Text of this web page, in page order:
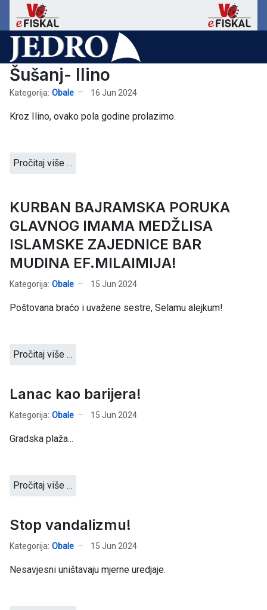
Šušanj- Ilino
Kategorija: Obale 16 Jun 2024
Kroz Ilino, ovako pola godine prolazimo.
Pročitaj više …
KURBAN BAJRAMSKA PORUKA
GLAVNOG IMAMA MEDŽLISA
ISLAMSKE ZAJEDNICE BAR
MUDINA EF.MILAIMIJA!
Kategorija: Obale 15 Jun 2024
Poštovana braćo i uvažene sestre, Selamu alejkum!
Pročitaj više …
Lanac kao barijera!
Kategorija: Obale 15 Jun 2024
Gradska plaža...
Pročitaj više …
Stop vandalizmu!
Kategorija: Obale 15 Jun 2024
Nesavjesni uništavaju mjerne uredjaje.